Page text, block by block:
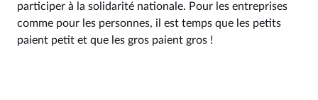
participer à la solidarité nationale. Pour les entreprises
comme pour les personnes, il est temps que les petits
paient petit et que les gros paient gros !